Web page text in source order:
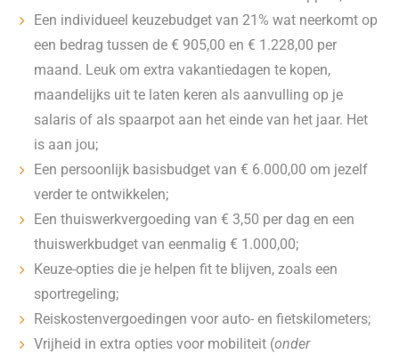
Een individueel keuzebudget van 21% wat neerkomt op
een bedrag tussen de € 905,00 en € 1.228,00 per
maand. Leuk om extra vakantiedagen te kopen,
maandelijks uit te laten keren als aanvulling op je
salaris of als spaarpot aan het einde van het jaar. Het
is aan jou;
Een persoonlijk basisbudget van € 6.000,00 om jezelf
verder te ontwikkelen;
Een thuiswerkvergoeding van € 3,50 per dag en een
thuiswerkbudget van eenmalig € 1.000,00;
Keuze-opties die je helpen fit te blijven, zoals een
sportregeling;
Reiskostenvergoedingen voor auto- en fietskilometers;
Vrijheid in extra opties voor mobiliteit (onder